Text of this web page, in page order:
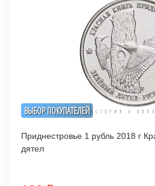
ВЫБОР ПОКУПАТЕЛЕЙ
Приднестровье 1 рубль 2018 г Красная книга. Зеленый
дятел